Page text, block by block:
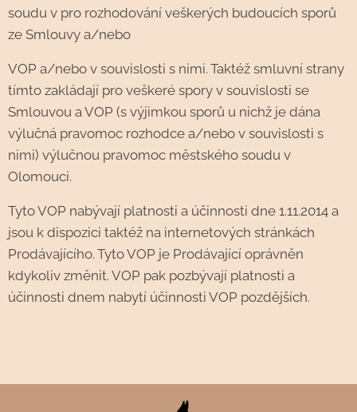
soudu v pro rozhodování veškerých budoucích sporů
ze Smlouvy a/nebo
VOP a/nebo v souvislosti s nimi. Taktéž smluvní strany
tímto zakládají pro veškeré spory v souvislosti se
Smlouvou a VOP (s výjimkou sporů u nichž je dána
výlučná pravomoc rozhodce a/nebo v souvislosti s
nimi) výlučnou pravomoc městského soudu v
Olomouci.
Tyto VOP nabývají platnosti a účinnosti dne 1.11.2014 a
jsou k dispozici taktéž na internetových stránkách
Prodávajícího. Tyto VOP je Prodávající oprávněn
kdykoliv změnit. VOP pak pozbývají platnosti a
účinnosti dnem nabytí účinnosti VOP pozdějších.